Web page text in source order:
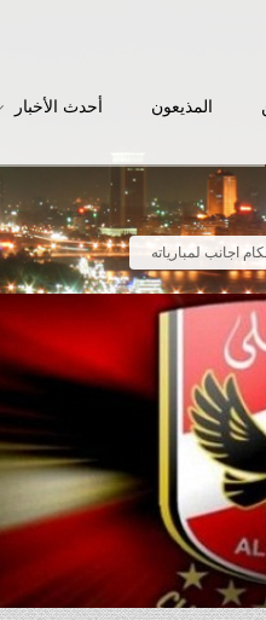
المذيعون أحدث الأخبار
اجانب لمبارياته